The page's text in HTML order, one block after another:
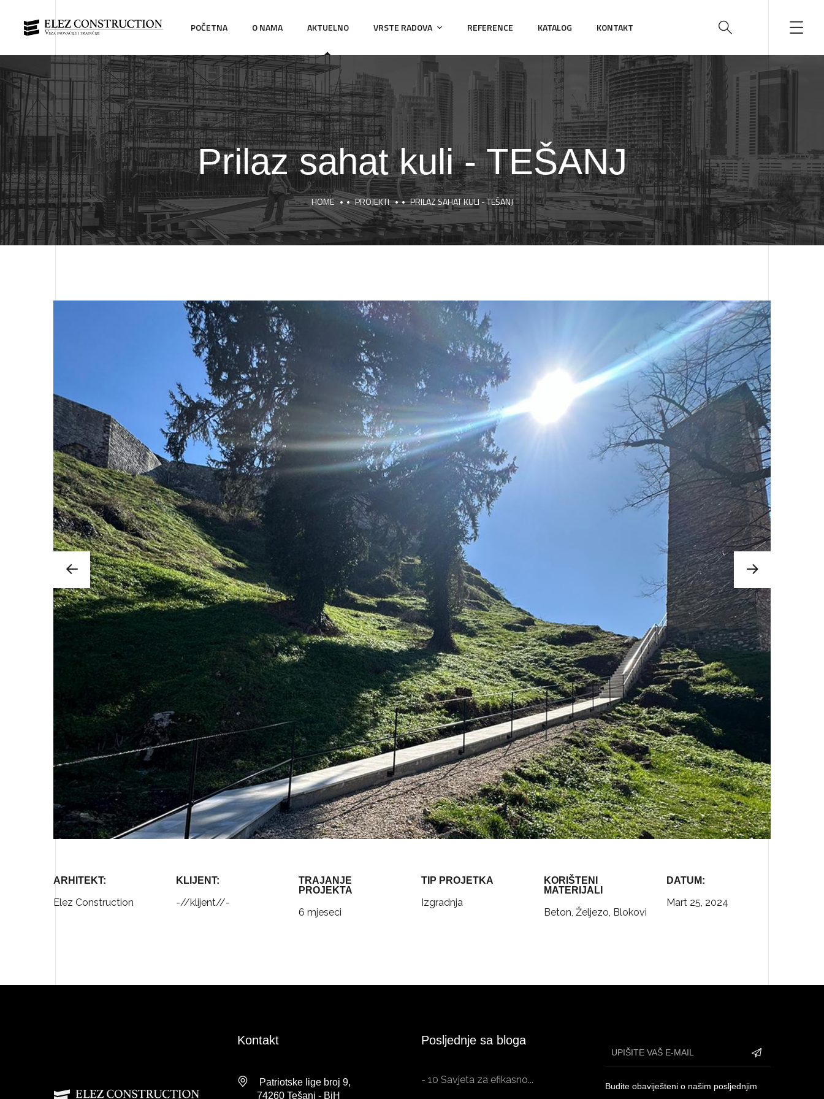
POČETNA O NAMA AKTUELNO VRSTE RADOVA REFERENCE KATALOG KONTAKT
Prilaz sahat kuli - TEŠANJ
HOME PROJEKTI PRILAZ SAHAT KULI - TEŠANJ
ARHITEKT:
Elez Construction
KLIJENT:
-//klijent//-
TRAJANJE
PROJEKTA
6 mjeseci
TIP PROJETKA
Izgradnja
KORIŠTENI
MATERIJALI
Beton, Željezo, Blokovi
DATUM:
Mart 25, 2024
Kontakt
Patriotske lige broj 9,
74260 Tešanj - BiH
Posljednje sa bloga
- 10 Savjeta za efikasno...
Budite obaviješteni o našim posljednjim